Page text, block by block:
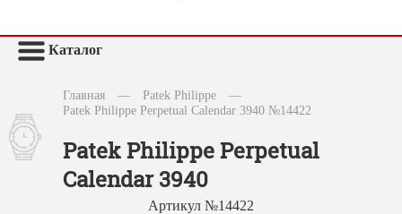
Каталог
Главная — Patek Philippe
—
Patek Philippe Perpetual Calendar 3940 №14422
Patek Philippe Perpetual
Calendar 3940
Артикул №14422